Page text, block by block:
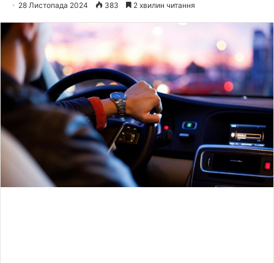
28 Листопада 2024 383 2 хвилин читання